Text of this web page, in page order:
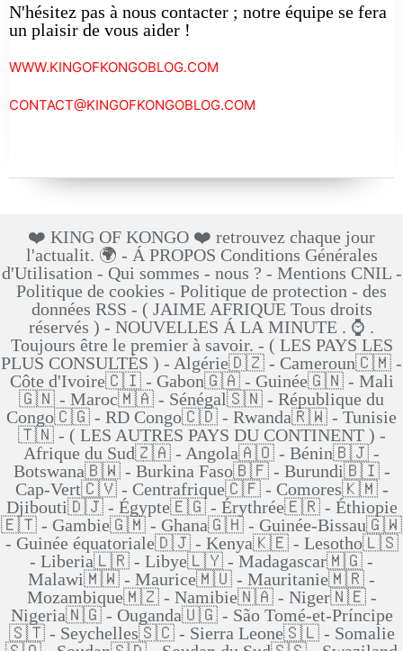
N'hésitez pas à nous contacter ; notre équipe se fera
un plaisir de vous aider !
WWW.KINGOFKONGOBLOG.COM
CONTACT@KINGOFKONGOBLOG.COM
❤️ KING OF KONGO ❤️ retrouvez chaque jour
l'actualit. 🌍 - Á PROPOS Conditions Générales
d'Utilisation - Qui sommes - nous ? - Mentions CNIL -
Politique de cookies - Politique de protection - des
données RSS - ( JAIME AFRIQUE Tous droits
réservés ) - NOUVELLES Á LA MINUTE . ⌚ .
Toujours être le premier à savoir. - ( LES PAYS LES
PLUS CONSULTÉS ) - Algérie🇩🇿 - Cameroun🇨🇲 -
Côte d'Ivoire🇨🇮 - Gabon🇬🇦 - Guinée🇬🇳 - Mali
🇬🇳 - Maroc🇲🇦 - Sénégal🇸🇳 - République du
Congo🇨🇬 - RD Congo🇨🇩 - Rwanda🇷🇼 - Tunisie
🇹🇳 - ( LES AUTRES PAYS DU CONTINENT ) -
Afrique du Sud🇿🇦 - Angola🇦🇴 - Bénin🇧🇯 -
Botswana🇧🇼 - Burkina Faso🇧🇫 - Burundi🇧🇮 -
Cap-Vert🇨🇻 - Centrafrique🇨🇫 - Comores🇰🇲 -
Djibouti🇩🇯 - Égypte🇪🇬 - Érythrée🇪🇷 - Éthiopie
🇪🇹 - Gambie🇬🇲 - Ghana🇬🇭 - Guinée-Bissau🇬🇼
- Guinée équatoriale🇩🇯 - Kenya🇰🇪 - Lesotho🇱🇸
- Liberia🇱🇷 - Libye🇱🇾 - Madagascar🇲🇬 -
Malawi🇲🇼 - Maurice🇲🇺 - Mauritanie🇲🇷 -
Mozambique🇲🇿 - Namibie🇳🇦 - Niger🇳🇪 -
Nigeria🇳🇬 - Ouganda🇺🇬 - São Tomé-et-Príncipe
🇸🇹 - Seychelles🇸🇨 - Sierra Leone🇸🇱 - Somalie